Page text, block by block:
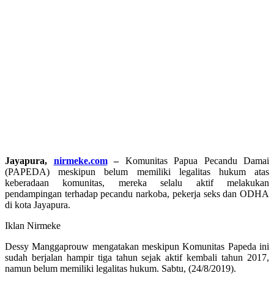
Jayapura, nirmeke.com– Komunitas Papua Pecandu Damai
(PAPEDA) meskipun belum memiliki legalitas hukum atas
keberadaan komunitas, mereka selalu aktif melakukan
pendampingan terhadap pecandu narkoba, pekerja seks dan ODHA
di kota Jayapura.
Iklan Nirmeke
Dessy Manggaprouw mengatakan meskipun Komunitas Papeda ini
sudah berjalan hampir tiga tahun sejak aktif kembali tahun 2017,
namun belum memiliki legalitas hukum. Sabtu, (24/8/2019).